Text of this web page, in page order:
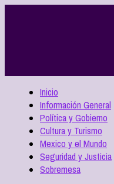
Inicio
Información General
Política y Gobierno
Cultura y Turismo
Mexico y el Mundo
Seguridad y Justicia
Sobremesa